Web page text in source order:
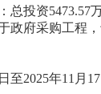
总投资5473.57
政府采购工程
日至2025年11 月 17